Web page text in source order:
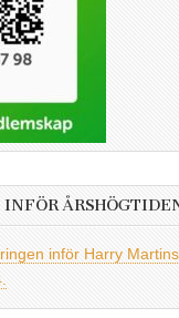
inför Harry